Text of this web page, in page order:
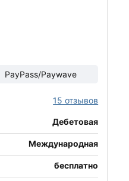
PayPass/Paywave
15 отзывов
Дебетовая
Международная
бесплатно